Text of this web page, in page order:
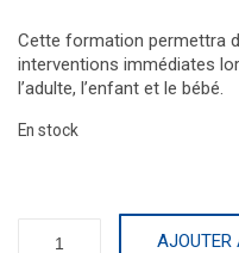
Cette formation permettra
interventions immédiates
l’adulte, l’enfant et le bébé.
En stock
AJOUTER